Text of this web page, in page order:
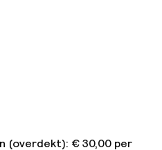
(overdekt): € 30,00 per